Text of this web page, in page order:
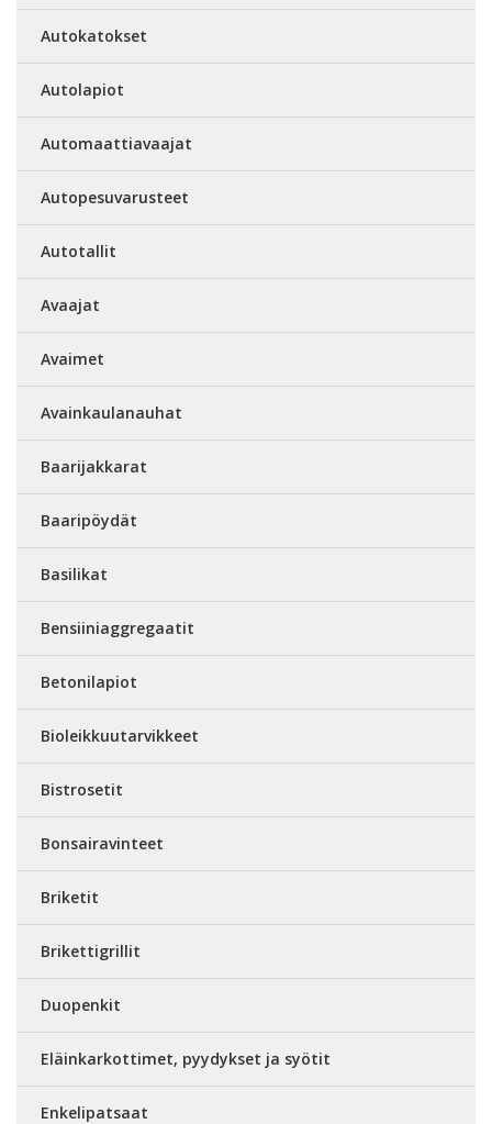
Autokatokset
Autolapiot
Automaattiavaajat
Autopesuvarusteet
Autotallit
Avaajat
Avaimet
Avainkaulanauhat
Baarijakkarat
Baaripöydät
Basilikat
Bensiiniaggregaatit
Betonilapiot
Bioleikkuutarvikkeet
Bistrosetit
Bonsairavinteet
Briketit
Brikettigrillit
Duopenkit
Eläinkarkottimet, pyydykset ja syötit
Enkelipatsaat